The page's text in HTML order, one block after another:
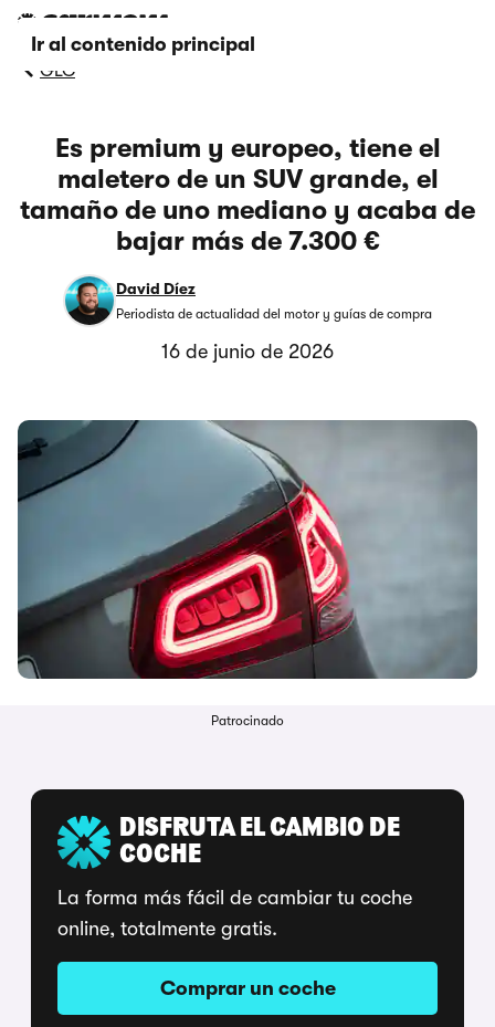
Ir al contenido principal
GLC
Es premium y europeo, tiene el
maletero de un SUV grande, el
tamaño de uno mediano y acaba de
bajar más de 7.300 €
David Díez
Periodista de actualidad del motor y guías de compra
16 de junio de 2026
Patrocinado
DISFRUTA EL CAMBIO DE
COCHE
La forma más fácil de cambiar tu coche
online, totalmente gratis.
Comprar un coche